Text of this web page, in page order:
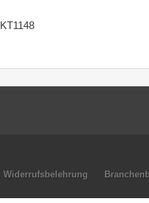
Widerrufsbelehrung